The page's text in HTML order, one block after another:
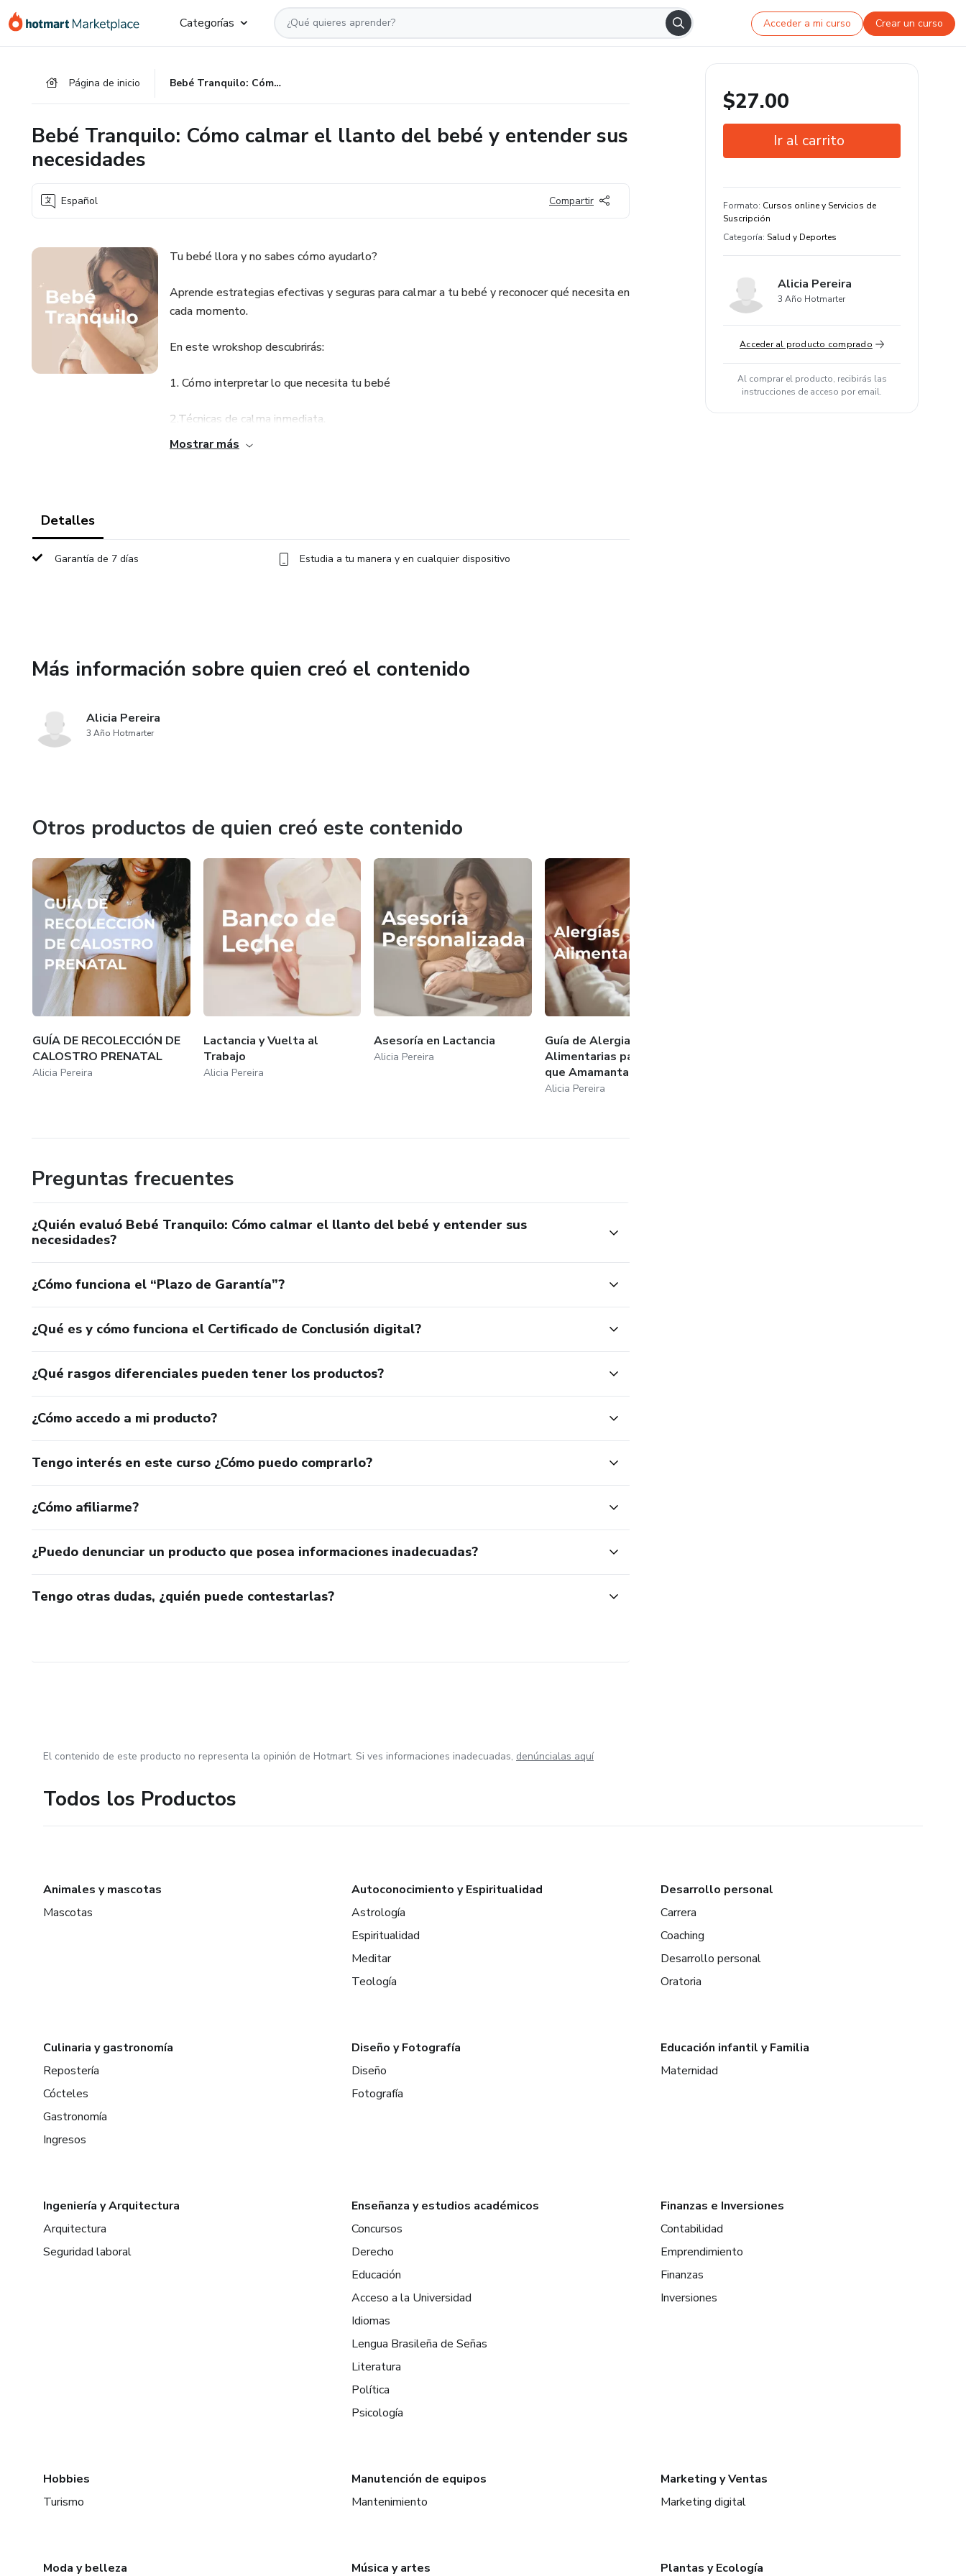
Categorías Acceder a mi curso Crear un curso
Página de inicio Bebé Tranquilo: Cómo calmar el llanto del bebé y entender sus necesidades
Bebé Tranquilo: Cómo calmar el llanto del bebé y entender sus
necesidades
Español Compartir
Tu bebé llora y no sabes cómo ayudarlo?
Aprende estrategias efectivas y seguras para calmar a tu bebé y reconocer qué necesita en
cada momento.
En este wrokshop descubrirás:
1. Cómo interpretar lo que necesita tu bebé
2.Técnicas de calma inmediata.
Mostrar más
Detalles
Garantía de 7 días Estudia a tu manera y en cualquier dispositivo
Más información sobre quien creó el contenido
Alicia Pereira
3 Año Hotmarter
Otros productos de quien creó este contenido
GUÍA DE RECOLECCIÓN DE
CALOSTRO PRENATAL
Alicia Pereira
Lactancia y Vuelta al
Trabajo
Alicia Pereira
Asesoría en Lactancia
Alicia Pereira
Guía de Alergias
Alimentarias para Mamás
que Amamantan
Alicia Pereira
Preguntas frecuentes
¿Quién evaluó Bebé Tranquilo: Cómo calmar el llanto del bebé y entender sus
necesidades?
¿Cómo funciona el “Plazo de Garantía”?
¿Qué es y cómo funciona el Certificado de Conclusión digital?
¿Qué rasgos diferenciales pueden tener los productos?
¿Cómo accedo a mi producto?
Tengo interés en este curso ¿Cómo puedo comprarlo?
¿Cómo afiliarme?
¿Puedo denunciar un producto que posea informaciones inadecuadas?
Tengo otras dudas, ¿quién puede contestarlas?
$27.00
Ir al carrito
Estudia a tu manera y en cualquier
dispositivo
Formato: Cursos online y Servicios de
Suscripción
Categoría: Salud y Deportes
Alicia Pereira
3 Año Hotmarter
Acceder al producto comprado
Al comprar el producto, recibirás las
instrucciones de acceso por email.
El contenido de este producto no representa la opinión de Hotmart. Si ves informaciones inadecuadas, denúncialas aquí
Todos los Productos
Animales y mascotas
Mascotas
Autoconocimiento y Espiritualidad
Astrología
Espiritualidad
Meditar
Teología
Desarrollo personal
Carrera
Coaching
Desarrollo personal
Oratoria
Culinaria y gastronomía
Repostería
Cócteles
Gastronomía
Ingresos
Diseño y Fotografía
Diseño
Fotografía
Educación infantil y Familia
Maternidad
Ingeniería y Arquitectura
Arquitectura
Seguridad laboral
Enseñanza y estudios académicos
Concursos
Derecho
Educación
Acceso a la Universidad
Idiomas
Lengua Brasileña de Señas
Literatura
Política
Psicología
Finanzas e Inversiones
Contabilidad
Emprendimiento
Finanzas
Inversiones
Hobbies
Turismo
Manutención de equipos
Mantenimiento
Marketing y Ventas
Marketing digital
Moda y belleza Música y artes Plantas y Ecología